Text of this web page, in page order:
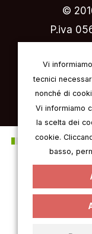
©
P.iva
Vi
tecnici
nonché di
Vi informiamo
la scelta dei
cookie.
basso,
Italien